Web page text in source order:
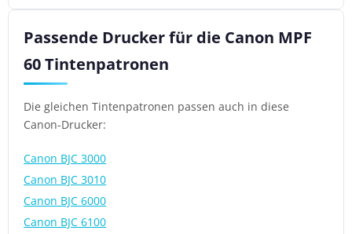
Passende Drucker für die Canon MPF
60 Tintenpatronen
Die gleichen Tintenpatronen passen auch in diese
Canon-Drucker:
Canon BJC 3000
Canon BJC 3010
Canon BJC 6000
Canon BJC 6100